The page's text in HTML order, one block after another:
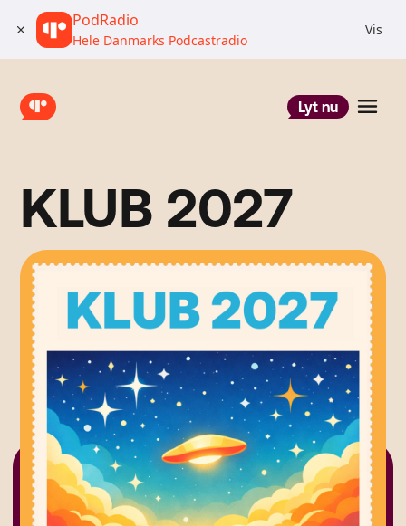
Lyt nu
KLUB 2027
PodRadio
Hele Danmarks Podcastradio
Vis